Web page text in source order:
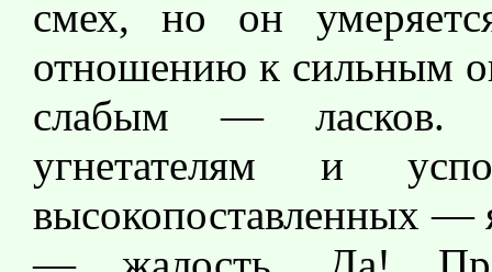
смех, но он
отношению к сильным
слабым — ласков.
угнетателям и
высокопоставленных —